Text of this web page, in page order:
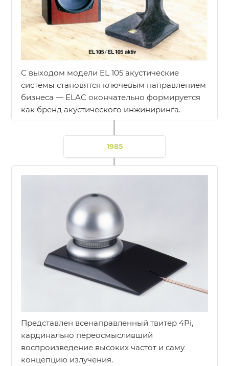
С выходом модели EL 105 акустические
системы становятся ключевым направлением
бизнеса — ELAC окончательно формируется
как бренд акустического инжиниринга.
1985
Представлен всенаправленный твитер 4Pi,
кардинально переосмысливший
воспроизведение высоких частот и саму
концепцию излучения.